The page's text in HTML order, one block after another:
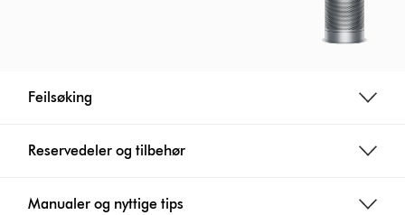
Feilsøking
Reservedeler og tilbehør
Manualer og nyttige tips